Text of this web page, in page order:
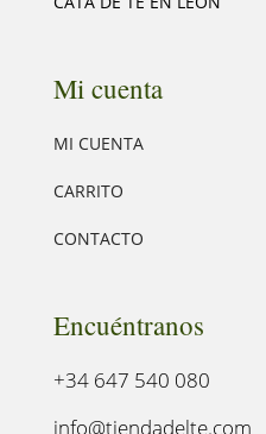
Mi cuenta
MI CUENTA
CARRITO
CONTACTO
Encuéntranos
+34 647 540 080
info@tiendadelte.com